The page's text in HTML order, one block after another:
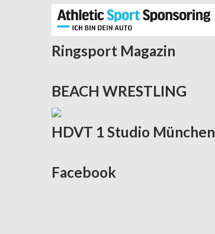
Ringsport Magazin
BEACH WRESTLING
HDVT 1 Studio München
Facebook